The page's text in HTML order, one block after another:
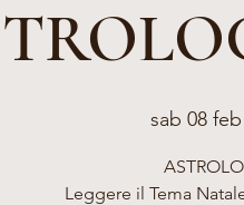
sab 08 feb
Leggere il Tema